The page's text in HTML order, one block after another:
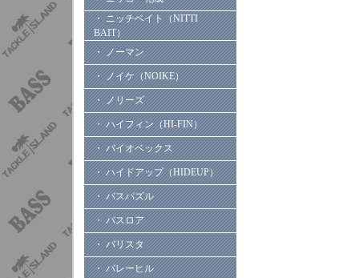
・ ニッチベイト（NITTI
BAIT）
・ ノーマン
・ ノイケ（NOIKE）
・ ノリーズ
・ ハイフィン（HI-FIN）
・ バイオベックス
・ ハイドアップ（HIDEUP）
・ バスパズル
・ バスロア
・ バリスタ
・ バレーヒル